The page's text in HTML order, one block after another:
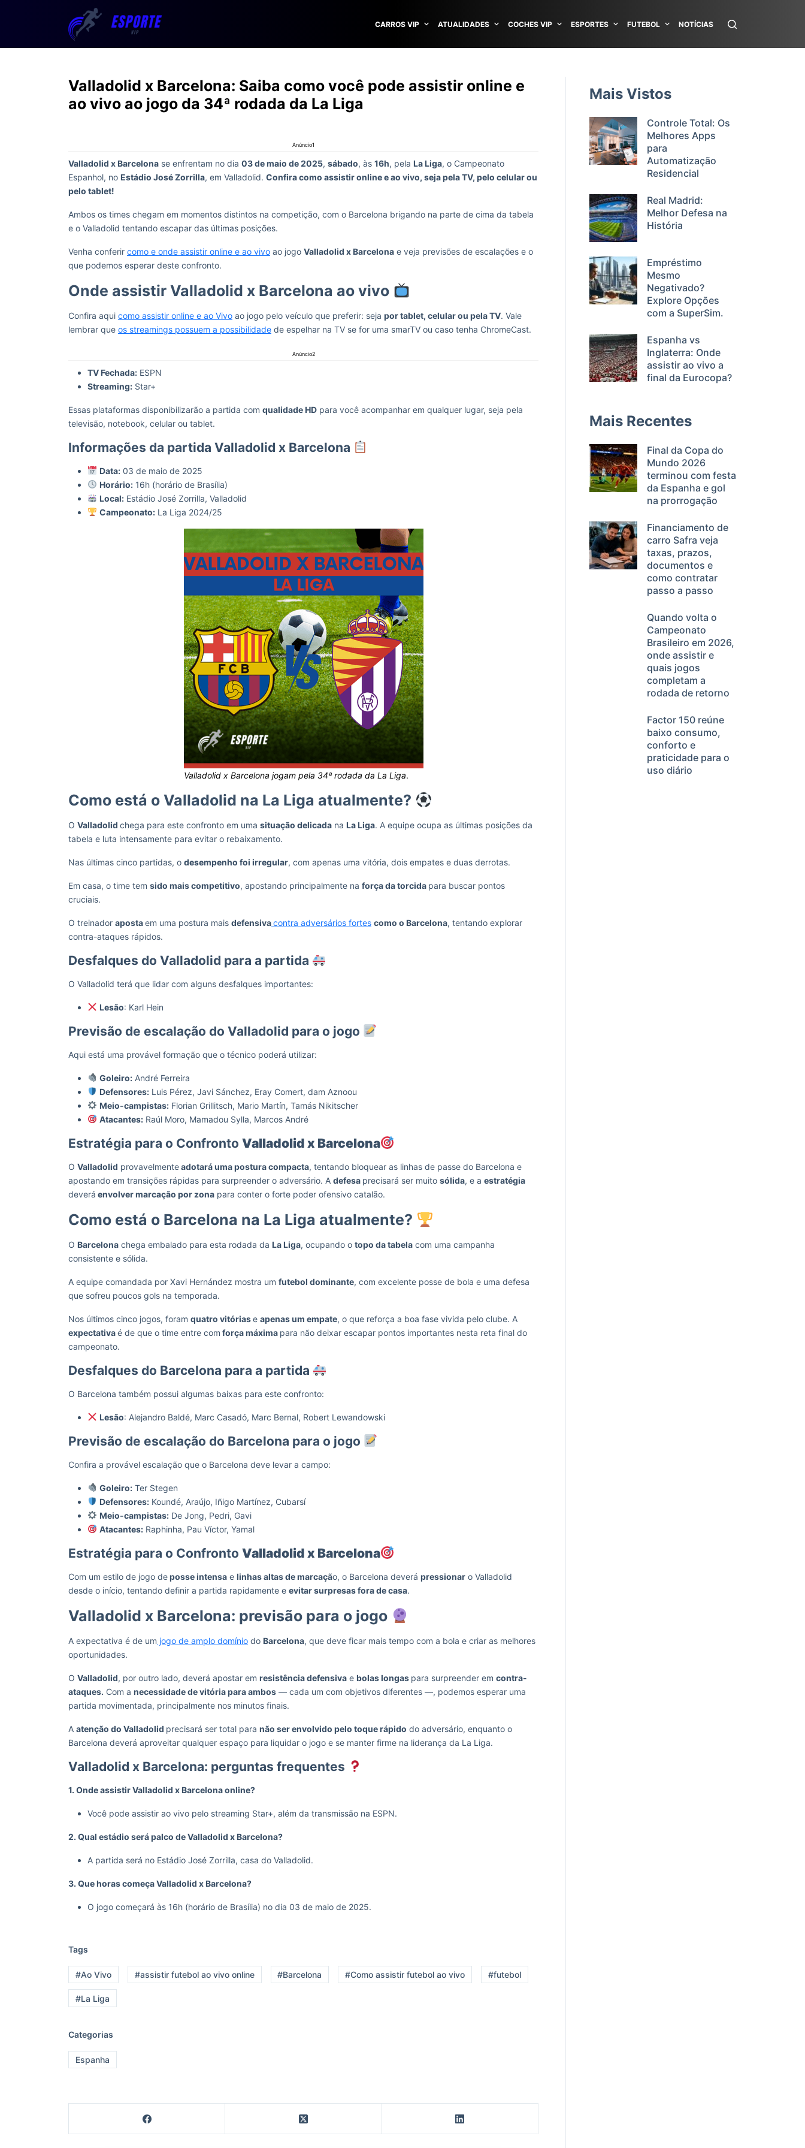
CARROS VIP ATUALIDADES COCHES VIP ESPORTES FUTEBOL NOTÍCIAS
Valladolid x Barcelona: Saiba como você pode assistir online e
ao vivo ao jogo da 34ª rodada da La Liga
Anúncio1
Valladolid x Barcelona se enfrentam no dia 03 de maio de 2025, sábado, às 16h, pela La Liga, o Campeonato
Espanhol, no Estádio José Zorrilla, em Valladolid. Confira como assistir online e ao vivo, seja pela TV, pelo celular ou
pelo tablet!
Ambos os times chegam em momentos distintos na competição, com o Barcelona brigando na parte de cima da tabela
e o Valladolid tentando escapar das últimas posições.
Venha conferir como e onde assistir online e ao vivo ao jogo Valladolid x Barcelona e veja previsões de escalações e o
que podemos esperar deste confronto.
Onde assistir Valladolid x Barcelona ao vivo
Confira aqui como assistir online e ao Vivo ao jogo pelo veículo que preferir: seja por tablet, celular ou pela TV. Vale
lembrar que os streamings possuem a possibilidade de espelhar na TV se for uma smarTV ou caso tenha ChromeCast.
Anúncio2
TV Fechada: ESPN
Streaming: Star+
Essas plataformas disponibilizarão a partida com qualidade HD para você acompanhar em qualquer lugar, seja pela
televisão, notebook, celular ou tablet.
Informações da partida Valladolid x Barcelona
Data:03 de maio de 2025
Horário:16h (horário de Brasília)
Local:Estádio José Zorrilla, Valladolid
Campeonato:La Liga 2024/25
Valladolid x Barcelona jogam pela 34ª rodada da La Liga.
Como está o Valladolid na La Liga atualmente?
O Valladolid chega para este confronto em uma situação delicada na La Liga. A equipe ocupa as últimas posições da
tabela e luta intensamente para evitar o rebaixamento.
Nas últimas cinco partidas, o desempenho foi irregular, com apenas uma vitória, dois empates e duas derrotas.
Em casa, o time tem sido mais competitivo, apostando principalmente na força da torcida para buscar pontos
cruciais.
O treinador apostaem uma postura mais defensivacontra adversários fortes como o Barcelona, tentando explorar
contra-ataques rápidos.
Desfalques do Valladolid para a partida
O Valladolid terá que lidar com alguns desfalques importantes:
Lesão: Karl Hein
Previsão de escalação do Valladolid para o jogo
Aqui está uma provável formação que o técnico poderá utilizar:
Goleiro:André Ferreira
Defensores:Luis Pérez, Javi Sánchez, Eray Comert, dam Aznoou
Meio-campistas:Florian Grillitsch, Mario Martín, Tamás Nikitscher
Atacantes:Raúl Moro, Mamadou Sylla, Marcos André
Estratégia para o Confronto Valladolid x Barcelona
O Valladolid provavelmenteadotará uma postura compacta, tentando bloquear as linhas de passe do Barcelona e
apostando em transições rápidas para surpreender o adversário. A defesa precisará ser muito sólida, e a estratégia
deverá envolver marcação por zona para conter o forte poder ofensivo catalão.
Como está o Barcelona na La Liga atualmente?
O Barcelona chega embalado para esta rodada da La Liga, ocupando o topo da tabela com uma campanha
consistente e sólida.
A equipe comandada por Xavi Hernández mostra um futebol dominante, com excelente posse de bola e uma defesa
que sofreu poucos gols na temporada.
Nos últimos cinco jogos, foram quatro vitóriase apenas um empate, o que reforça a boa fase vivida pelo clube. A
expectativaé de que o time entre com força máxima para não deixar escapar pontos importantes nesta reta final do
campeonato.
Desfalques do Barcelona para a partida
O Barcelona também possui algumas baixas para este confronto:
Lesão: Alejandro Baldé, Marc Casadó, Marc Bernal, Robert Lewandowski
Previsão de escalação do Barcelona para o jogo
Confira a provável escalação que o Barcelona deve levar a campo:
Goleiro:Ter Stegen
Defensores:Koundé, Araújo, Iñigo Martínez, Cubarsí
Meio-campistas:De Jong, Pedri, Gavi
Atacantes:Raphinha, Pau Víctor, Yamal
Estratégia para o Confronto Valladolid x Barcelona
Com um estilo de jogo deposse intensa e linhas altas de marcação, o Barcelona deverá pressionar o Valladolid
desde o início, tentando definir a partida rapidamente e evitar surpresas fora de casa.
Valladolid x Barcelona: previsão para o jogo
A expectativa é de um jogo de amplo domínio do Barcelona, que deve ficar mais tempo com a bola e criar as melhores
oportunidades.
O Valladolid, por outro lado, deverá apostar em resistência defensiva e bolas longas para surpreender em contra-
ataques. Com a necessidade de vitória para ambos — cada um com objetivos diferentes —, podemos esperar uma
partida movimentada, principalmente nos minutos finais.
A atenção do Valladolid precisará ser total para não ser envolvido pelo toque rápido do adversário, enquanto o
Barcelona deverá aproveitar qualquer espaço para liquidar o jogo e se manter firme na liderança da La Liga.
Valladolid x Barcelona: perguntas frequentes
1. Onde assistir Valladolid x Barcelona online?
Você pode assistir ao vivo pelo streaming Star+, além da transmissão na ESPN.
2. Qual estádio será palco de Valladolid x Barcelona?
A partida será no Estádio José Zorrilla, casa do Valladolid.
3. Que horas começa Valladolid x Barcelona?
O jogo começará às 16h (horário de Brasília) no dia 03 de maio de 2025.
Tags
#Ao Vivo #assistir futebol ao vivo online #Barcelona #Como assistir futebol ao vivo #futebol
#La Liga
Categorias
Espanha
Mais Vistos
Controle Total: Os
Melhores Apps
para
Automatização
Residencial
Real Madrid:
Melhor Defesa na
História
Empréstimo
Mesmo
Negativado?
Explore Opções
com a SuperSim.
Espanha vs
Inglaterra: Onde
assistir ao vivo a
final da Eurocopa?
Mais Recentes
Final da Copa do
Mundo 2026
terminou com festa
da Espanha e gol
na prorrogação
Financiamento de
carro Safra veja
taxas, prazos,
documentos e
como contratar
passo a passo
Quando volta o
Campeonato
Brasileiro em 2026,
onde assistir e
quais jogos
completam a
rodada de retorno
Factor 150 reúne
baixo consumo,
conforto e
praticidade para o
uso diário